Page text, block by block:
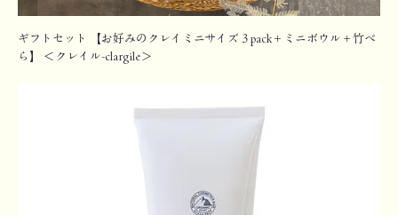
ギフトセット 【お好みのクレイミニサイズ３pack＋ミニボウル＋竹べ
ら】 ＜クレイル-clargile＞